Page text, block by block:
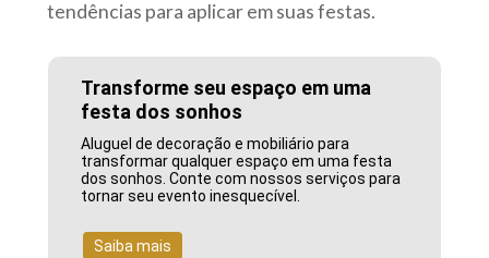
tendências para aplicar em suas festas.
Transforme seu espaço em uma
festa dos sonhos
Aluguel de decoração e mobiliário para
transformar qualquer espaço em uma festa
dos sonhos. Conte com nossos serviços para
tornar seu evento inesquecível.
Saiba mais